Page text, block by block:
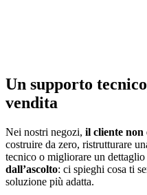
Un supporto
vendita
Nei nostri negozi, il cliente non
costruire da zero, ristrutturare
tecnico o migliorare un dettaglio
dall’ascolto: ci spieghi cosa ti
soluzione più adatta.